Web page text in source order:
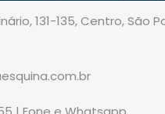
131-135, Centro, São